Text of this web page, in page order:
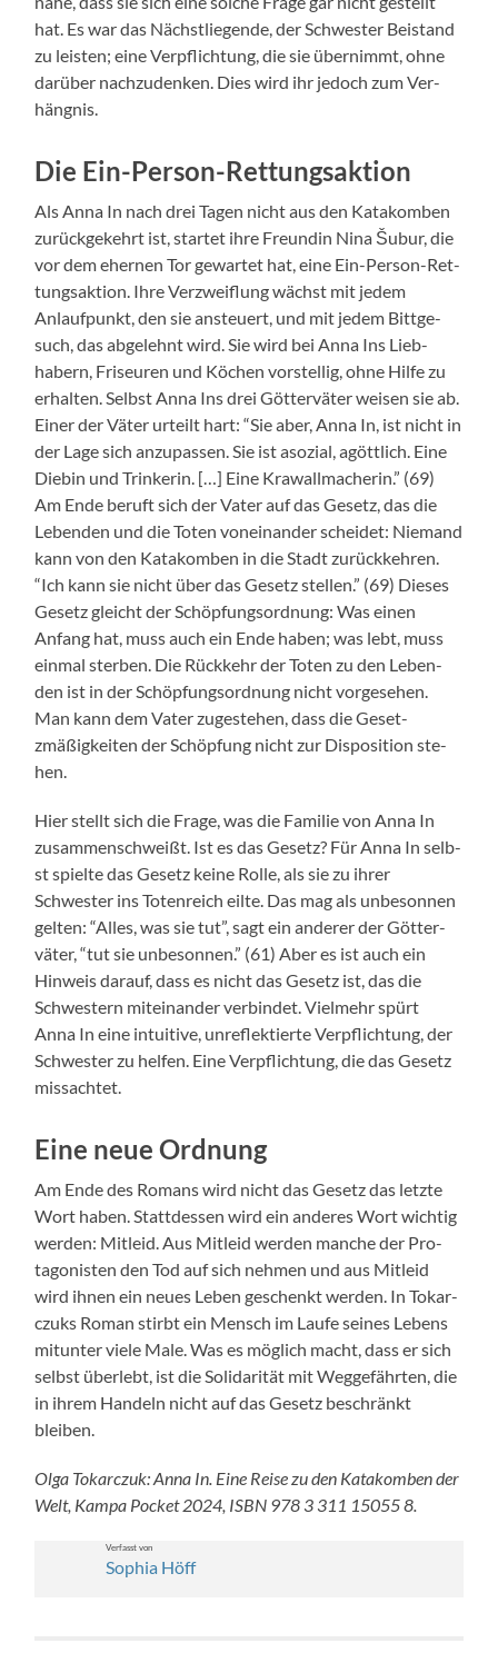
hat. Es war das Näch­stliegende, der Schwest­er Bei­s­tand
zu leis­ten; eine Verpflich­tung, die sie übern­immt, ohne
darüber nachzu­denken. Dies wird ihr jedoch zum Ver­
häng­nis.
Die Ein-Person-Rettungsaktion
Als Anna In nach drei Tagen nicht aus den Katakomben
zurück­gekehrt ist, startet ihre Fre­undin Nina Šubur, die
vor dem ehernen Tor gewartet hat, eine Ein-Per­son-Ret­
tungsak­tion. Ihre Verzwei­flung wächst mit jedem
Anlauf­punkt, den sie ans­teuert, und mit jedem Bittge­
such, das abgelehnt wird. Sie wird bei Anna Ins Lieb­
habern, Friseuren und Köchen vorstel­lig, ohne Hil­fe zu
erhal­ten. Selb­st Anna Ins drei Göt­ter­väter weisen sie ab.
Ein­er der Väter urteilt hart: “Sie aber, Anna In, ist nicht in
der Lage sich anzu­passen. Sie ist asozial, agöt­tlich. Eine
Diebin und Trinkerin. […] Eine Krawall­macherin.” (69)
Am Ende beruft sich der Vater auf das Gesetz, das die
Leben­den und die Toten voneinan­der schei­det: Nie­mand
kann von den Katakomben in die Stadt zurück­kehren.
“Ich kann sie nicht über das Gesetz stellen.” (69) Dieses
Gesetz gle­icht der Schöp­fung­sor­d­nung: Was einen
Anfang hat, muss auch ein Ende haben; was lebt, muss
ein­mal ster­ben. Die Rück­kehr der Toten zu den Leben­
den ist in der Schöp­fung­sor­d­nung nicht vorge­se­hen.
Man kann dem Vater zugeste­hen, dass die Geset­
zmäßigkeit­en der Schöp­fung nicht zur Dis­po­si­tion ste­
hen.
Hier stellt sich die Frage, was die Fam­i­lie von Anna In
zusam­men­schweißt. Ist es das Gesetz? Für Anna In selb­
st spielte das Gesetz keine Rolle, als sie zu ihrer
Schwest­er ins Toten­re­ich eilte. Das mag als unbeson­nen
gel­ten: “Alles, was sie tut”, sagt ein ander­er der Göt­ter­
väter, “tut sie unbeson­nen.” (61) Aber es ist auch ein
Hin­weis darauf, dass es nicht das Gesetz ist, das die
Schwest­ern miteinan­der verbindet. Vielmehr spürt
Anna In eine intu­itive, unre­flek­tierte Verpflich­tung, der
Schwest­er zu helfen. Eine Verpflich­tung, die das Gesetz
mis­sachtet.
Eine neue Ordnung
Am Ende des Romans wird nicht das Gesetz das let­zte
Wort haben. Stattdessen wird ein anderes Wort wichtig
wer­den: Mitleid. Aus Mitleid wer­den manche der Pro­
tag­o­nis­ten den Tod auf sich nehmen und aus Mitleid
wird ihnen ein neues Leben geschenkt wer­den. In Tokar­
czuks Roman stirbt ein Men­sch im Laufe seines Lebens
mitunter viele Male. Was es möglich macht, dass er sich
selb­st über­lebt, ist die Sol­i­dar­ität mit Wegge­fährten, die
in ihrem Han­deln nicht auf das Gesetz beschränkt
bleiben.
Olga Tokar­czuk: Anna In. Eine Reise zu den Katakomben der
Welt, Kam­pa Pock­et 2024, ISBN 978 3 311 15055 8.
Ver­fasst von
Sophia Höff